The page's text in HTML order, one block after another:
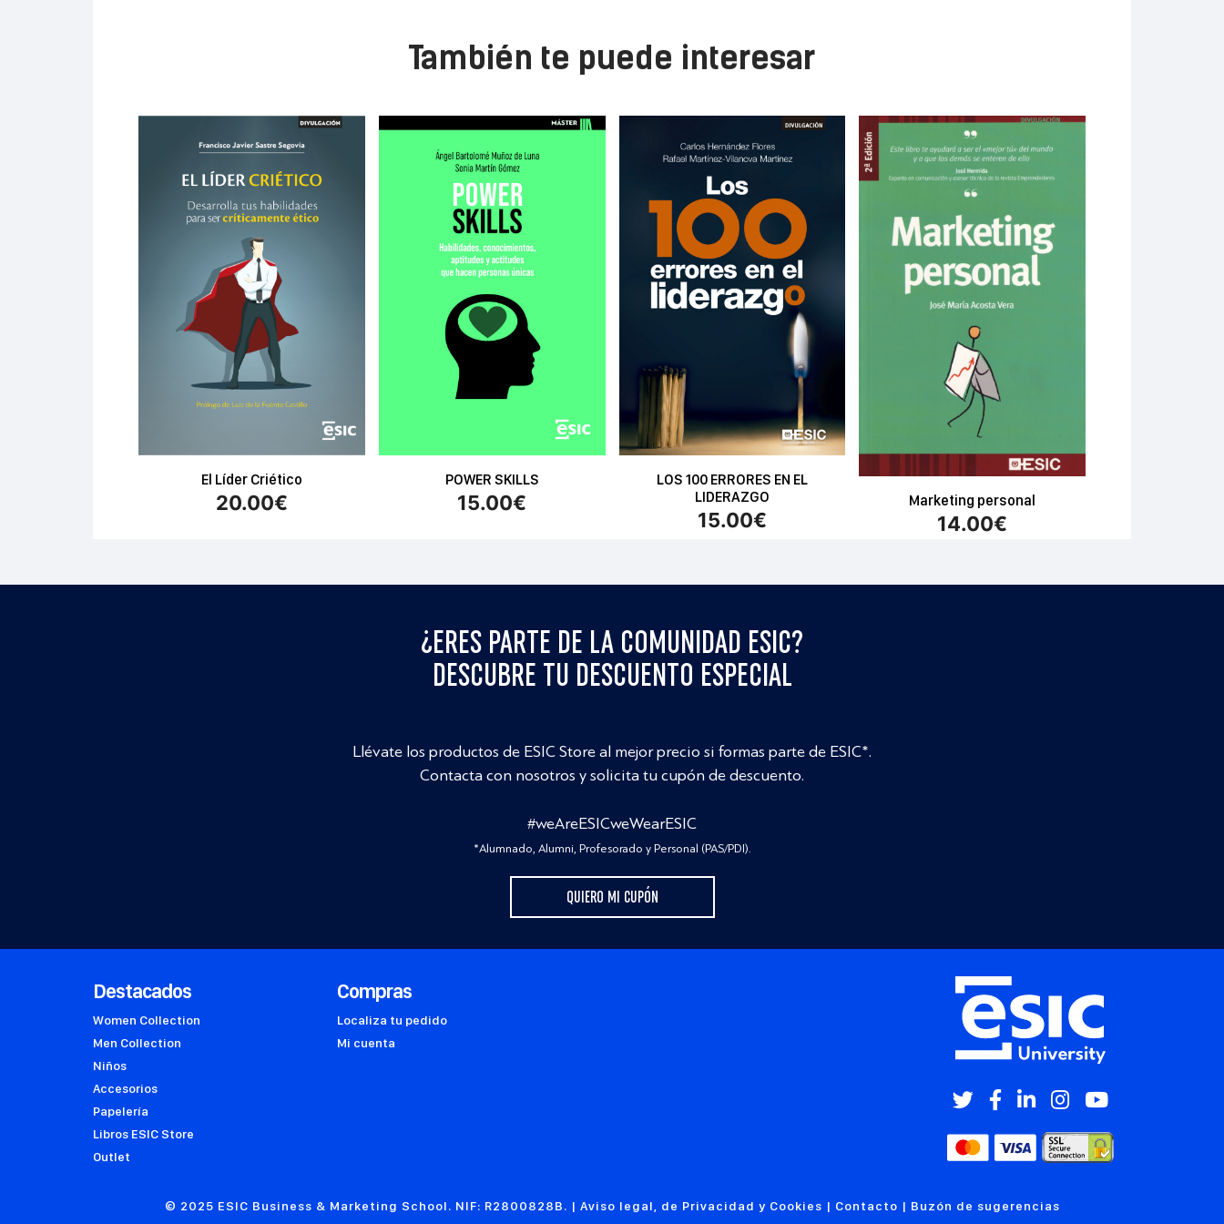
También te puede interesar
El Líder Criético
20.00€
POWER SKILLS
15.00€
LOS 100 ERRORES EN EL
LIDERAZGO
15.00€
Marketing personal
14.00€
¿ERES PARTE DE LA COMUNIDAD ESIC?
DESCUBRE TU DESCUENTO ESPECIAL
Llévate los productos de ESIC Store al mejor precio si formas parte de ESIC*.
Contacta con nosotros y solicita tu cupón de descuento.
#weAreESICweWearESIC
*Alumnado, Alumni, Profesorado y Personal (PAS/PDI).
QUIERO MI CUPÓN
Destacados
Women Collection
Men Collection
Niños
Accesorios
Papelería
Libros ESIC Store
Outlet
Compras
Localiza tu pedido
Mi cuenta
© 2025 ESIC Business & Marketing School. NIF: R2800828B. | Aviso legal, de Privacidad y Cookies | Contacto | Buzón de sugerencias